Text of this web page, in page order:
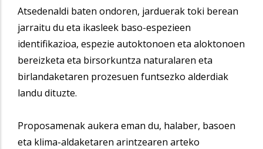
Atsedenaldi baten ondoren, jarduerak toki berean
jarraitu du eta ikasleek baso-espezieen
identifikazioa, espezie autoktonoen eta aloktonoen
bereizketa eta birsorkuntza naturalaren eta
birlandaketaren prozesuen funtsezko alderdiak
landu dituzte.
Proposamenak aukera eman du, halaber, basoen
eta klima-aldaketaren arintzearen arteko